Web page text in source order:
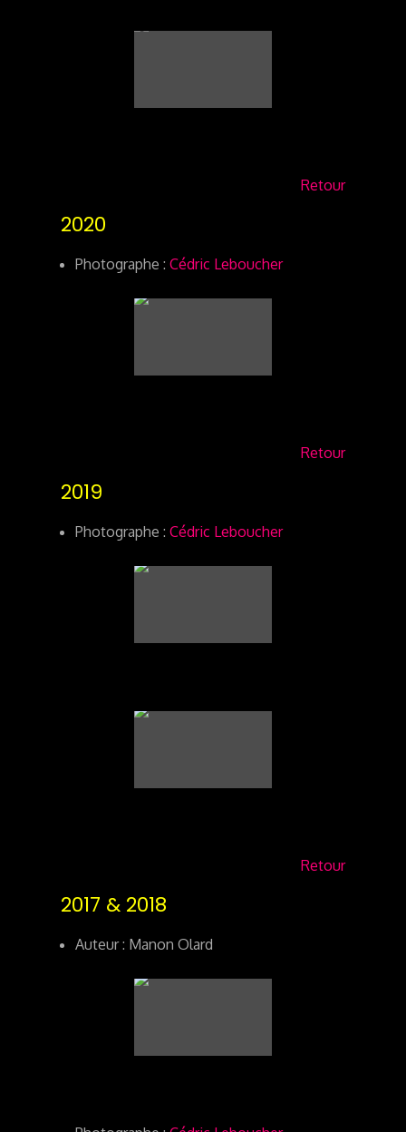
Retour
2020
Photographe :Cédric Leboucher
Retour
2019
Photographe :Cédric Leboucher
Retour
2017 & 2018
Auteur : Manon Olard